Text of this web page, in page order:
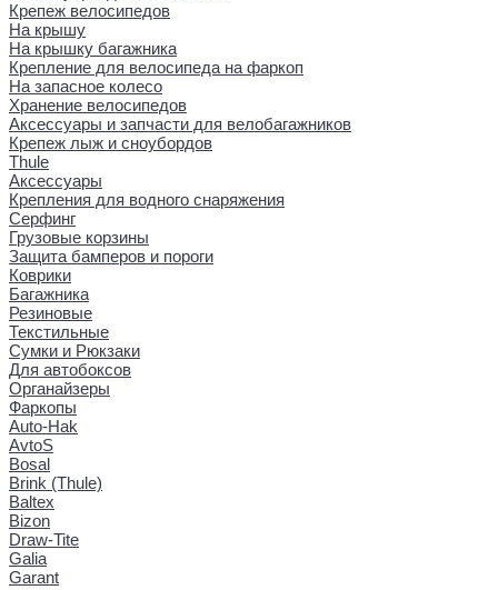
Крепеж велосипедов
На крышу
На крышку багажника
Крепление для велосипеда на фаркоп
На запасное колесо
Хранение велосипедов
Аксессуары и запчасти для велобагажников
Крепеж лыж и сноубордов
Thule
Аксессуары
Крепления для водного снаряжения
Серфинг
Грузовые корзины
Защита бамперов и пороги
Коврики
Багажника
Резиновые
Текстильные
Сумки и Рюкзаки
Для автобоксов
Органайзеры
Фаркопы
Auto-Hak
AvtoS
Bosal
Brink (Thule)
Baltex
Bizon
Draw-Tite
Galia
Garant